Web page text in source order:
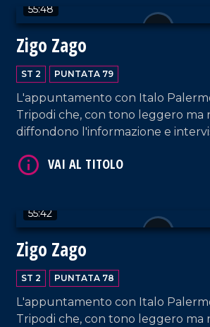
55:48
Zigo Zago
ST 2 PUNTATA 79
L'appuntamento con Italo
Tripodi che, con tono leggero ma
diffondono l'informazione e
Lamezia Terme.
55:42
Zigo Zago
ST 2 PUNTATA 78
L'appuntamento con Italo
Tripodi che, con tono leggero ma
VAI AL TITOLO
VAI AL TITOLO